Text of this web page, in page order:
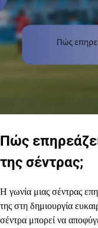
Πώς
της σέντρας;
Η γωνία μιας σέντρας
της στη δημιουργία
σέντρα μπορεί να